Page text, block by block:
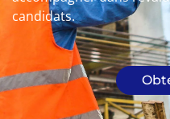
candidats.